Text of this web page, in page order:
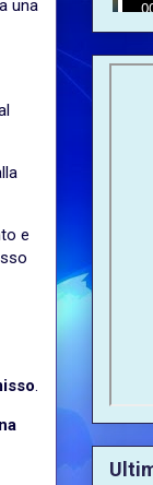
una
e
.